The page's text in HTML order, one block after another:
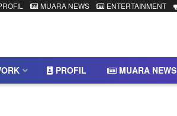
MUARA NEWS ENTERTAINMENT
PROFIL MUARA NEWS